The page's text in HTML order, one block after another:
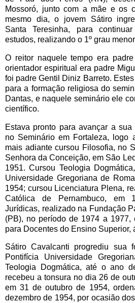
Mossoró, junto com a mãe e os
mesmo dia, o jovem Sátiro
Santa Teresinha, para
estudos, realizando o 1º grau
O reitor naquele tempo era
orientador espiritual era padre
foi padre Gentil Diniz Barreto.
para a formação religiosa do
Dantas, e naquele seminário ele
científico.
Estava pronto para avançar a
no Seminário em Fortaleza, logo
mais adiante cursou Filosofia, no
Senhora da Conceição, em São
1951. Cursou Teologia
Universidade Gregoriana de
1954; cursou Licenciatura Plena,
Católica de Pernambuco, em
Jurídicas, realizado na Fundação
(PB), no período de 1974 a 1977,
para Docentes do Ensino Superior,
Sátiro Cavalcanti progrediu sua
Pontifícia Universidade
Teologia Dogmática, até o ano
recebeu a tonsura no dia 26 de
em 31 de outubro de 1954,
dezembro de 1954, por ocasião